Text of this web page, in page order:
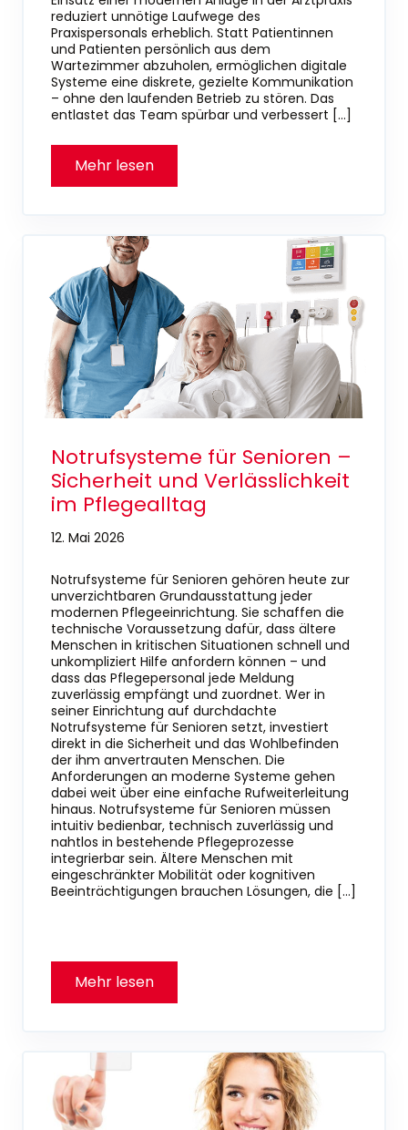
reduziert unnötige Laufwege des
Praxispersonals erheblich. Statt Patientinnen
und Patienten persönlich aus dem
Wartezimmer abzuholen, ermöglichen digitale
Systeme eine diskrete, gezielte Kommunikation
– ohne den laufenden Betrieb zu stören. Das
entlastet das Team spürbar und verbessert […]
Notrufsysteme für Senioren –
Sicherheit und Verlässlichkeit
im Pflegealltag
12. Mai 2026
Notrufsysteme für Senioren gehören heute zur
unverzichtbaren Grundausstattung jeder
modernen Pflegeeinrichtung. Sie schaffen die
technische Voraussetzung dafür, dass ältere
Menschen in kritischen Situationen schnell und
unkompliziert Hilfe anfordern können – und
dass das Pflegepersonal jede Meldung
zuverlässig empfängt und zuordnet. Wer in
seiner Einrichtung auf durchdachte
Notrufsysteme für Senioren setzt, investiert
direkt in die Sicherheit und das Wohlbefinden
der ihm anvertrauten Menschen. Die
Anforderungen an moderne Systeme gehen
dabei weit über eine einfache Rufweiterleitung
hinaus. Notrufsysteme für Senioren müssen
intuitiv bedienbar, technisch zuverlässig und
nahtlos in bestehende Pflegeprozesse
integrierbar sein. Ältere Menschen mit
eingeschränkter Mobilität oder kognitiven
Beeinträchtigungen brauchen Lösungen, die […]